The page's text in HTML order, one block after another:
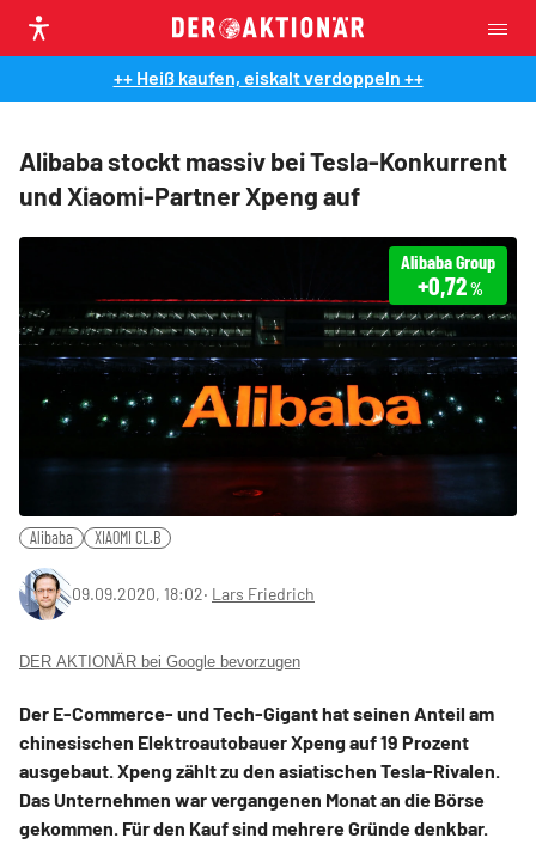
++ Heiß kaufen, eiskalt verdoppeln ++
Alibaba stockt massiv bei Tesla-Konkurrent
und Xiaomi-Partner Xpeng auf
Alibaba Group
+0,72%
Alibaba XIAOMI CL.B
09.09.2020, 18:02‧ Lars Friedrich
DER AKTIONÄR bei Google bevorzugen
Der E-Commerce- und Tech-Gigant hat seinen Anteil am
chinesischen Elektroautobauer Xpeng auf 19 Prozent
ausgebaut. Xpeng zählt zu den asiatischen Tesla-Rivalen.
Das Unternehmen war vergangenen Monat an die Börse
gekommen. Für den Kauf sind mehrere Gründe denkbar.